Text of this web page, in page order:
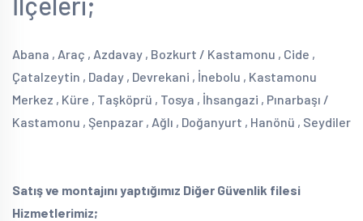
Abana , Araç , Azdavay , Bozkurt / Kastamonu , Cide ,
Çatalzeytin , Daday , Devrekani , İnebolu , Kastamonu
Merkez , Küre , Taşköprü , Tosya , İhsangazi , Pınarbaşı /
Kastamonu , Şenpazar , Ağlı , Doğanyurt , Hanönü , Seydiler
Satış ve montajını yaptığımız Diğer Güvenlik filesi
Hizmetlerimiz;